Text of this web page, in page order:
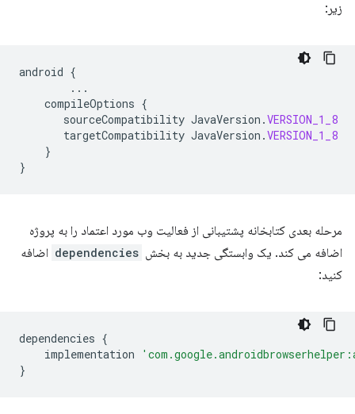
زیر:
android {
...
compileOptions {
sourceCompatibility JavaVersion .VERSION_1_8
targetCompatibility JavaVersion .VERSION_1_8
}
}
مرحله بعدی کتابخانه پشتیبانی از فعالیت وب مورد اعتماد را به پروژه
اضافه می کند. یک وابستگی جدید به بخش dependencies اضافه
کنید:
dependencies {
implementation
}